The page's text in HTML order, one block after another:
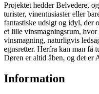
Projektet hedder Belvedere,
turister, vinentusiaster eller
fantastiske udsigt og idyl, der
et lille vinsmagningsrum,
vinsmagning, naturligvis
egnsretter. Herfra kan man få
Døren er altid åben, og det er
Information